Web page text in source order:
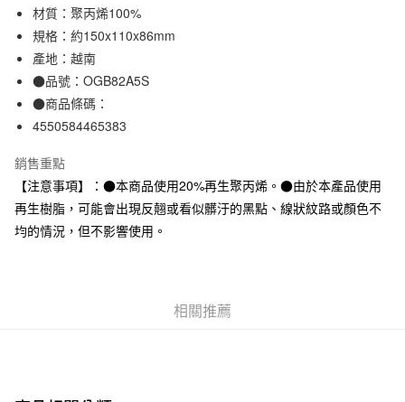
合作金庫商業銀行
華南商業銀行
上海商業儲蓄銀行
臺灣中小企業銀行
匯豐（台灣）商業銀行
聯邦商業銀行
玉山商業銀行
台新國際商業銀行
中國信託商業銀行
台灣樂天信用卡公司
超商取貨付款
LINE Pay
Apple Pay
街口支付
悠遊付
運送方式
全家取貨付款
每筆NT$65，滿NT$1,000(含以上)免運費
材質：聚丙烯100%
規格：約150x110x86mm
產地：越南
●品號：OGB82A5S
●商品條碼：
4550584465383
銷售重點
【注意事項】：●本商品使用20%再生聚丙烯。●由於本產品使用
再生樹脂，可能會出現反翹或看似髒汙的黑點、線狀紋路或顏色不
均的情況，但不影響使用。
相關推薦